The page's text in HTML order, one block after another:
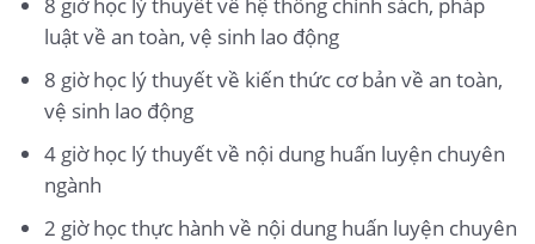
luật về an toàn, vệ sinh lao động
8 giờ học lý thuyết về kiến thức cơ bản về an toàn,
vệ sinh lao động
4 giờ học lý thuyết về nội dung huấn luyện chuyên
ngành
2 giờ học thực hành về nội dung huấn luyện chuyên